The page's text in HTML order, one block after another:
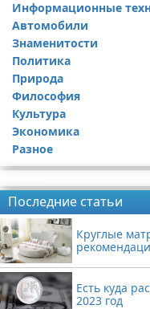
Информационные
Автомобили
Знаменитости
Политика
Природа
Философия
Культура
Экономика
Разное
Последние статьи
Круглые
Есть куда
2023 год